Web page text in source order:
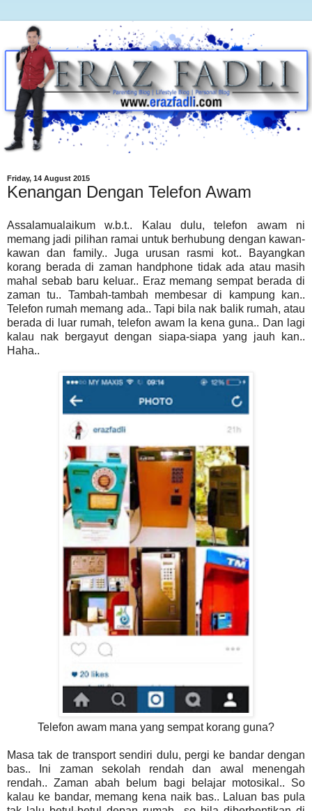
Friday, 14 August 2015
Kenangan Dengan Telefon Awam
Assalamualaikum w.b.t.. Kalau dulu, telefon awam ni
memang jadi pilihan ramai untuk berhubung dengan kawan-
kawan dan family.. Juga urusan rasmi kot.. Bayangkan
korang berada di zaman handphone tidak ada atau masih
mahal sebab baru keluar.. Eraz memang sempat berada di
zaman tu.. Tambah-tambah membesar di kampung kan..
Telefon rumah memang ada.. Tapi bila nak balik rumah, atau
berada di luar rumah, telefon awam la kena guna.. Dan lagi
kalau nak bergayut dengan siapa-siapa yang jauh kan..
Haha..
Telefon awam mana yang sempat korang guna?
Masa tak de transport sendiri dulu, pergi ke bandar dengan
bas.. Ini zaman sekolah rendah dan awal menengah
rendah.. Zaman abah belum bagi belajar motosikal.. So
kalau ke bandar, memang kena naik bas.. Laluan bas pula